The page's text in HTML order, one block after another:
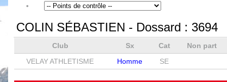
COLIN SÉBASTIEN - Dossard : 3694
Club Sx Cat
Non part
VELAY ATHLETISME
Homme SE